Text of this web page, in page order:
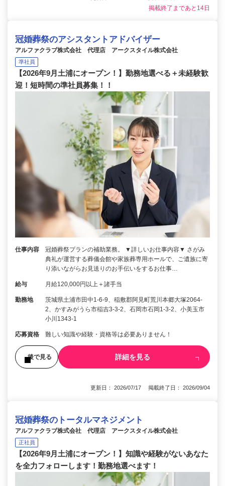
掲載終了まであと14日
冠婚葬祭のアシスタントアドバイザー
アルファクラブ株式会社 代理店 アークスタイル株式会社
準社員
【2026年9月土浦にオープン！】勤務地選べる＋未経験歓
迎！短時間の準社員募集！！
仕事内容
冠婚葬祭プランの補助業務。 ▼詳しいお仕事内容▼ さがみ
典礼が運営する葬儀会館や家族葬専用ホールで、ご遺族に寄
り添いながらお見送りのお手伝いをするお仕事…
給与 月給120,000円以上＋諸手当
勤務地
茨城県土浦市田中1-6-9、稲敷郡阿見町荒川本郷大塚2064-
2、かすみがうら市稲吉3-3-2、石岡市石岡1-3-2、小美玉市
小川1343-1
応募資格 難しい知識や経験・資格等は必要ありません！
後で見る 詳細を見る
更新日： 2026/07/17 掲載終了日： 2026/09/04
冠婚葬祭のトータルマネジメント
アルファクラブ株式会社 代理店 アークスタイル株式会社
正社員
【2026年9月土浦にオープン！】知識や経験がないあなた
を全力フォローします！勤務地選べます！